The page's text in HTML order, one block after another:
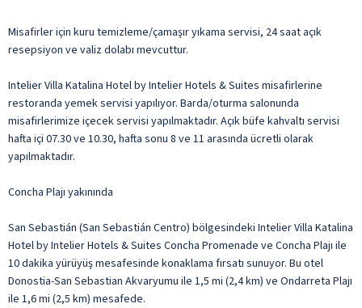
Misafirler için kuru temizleme/çamaşır yıkama servisi, 24 saat açık
resepsiyon ve valiz dolabı mevcuttur.
Intelier Villa Katalina Hotel by Intelier Hotels & Suites misafirlerine
restoranda yemek servisi yapılıyor. Barda/oturma salonunda
misafirlerimize içecek servisi yapılmaktadır. Açık büfe kahvaltı servisi
hafta içi 07.30 ve 10.30, hafta sonu 8 ve 11 arasında ücretli olarak
yapılmaktadır.
Concha Plajı yakınında
San Sebastián (San Sebastián Centro) bölgesindeki Intelier Villa Katalina
Hotel by Intelier Hotels & Suites Concha Promenade ve Concha Plajı ile
10 dakika yürüyüş mesafesinde konaklama fırsatı sunuyor. Bu otel
Donostia-San Sebastian Akvaryumu ile 1,5 mi (2,4 km) ve Ondarreta Plajı
ile 1,6 mi (2,5 km) mesafede.